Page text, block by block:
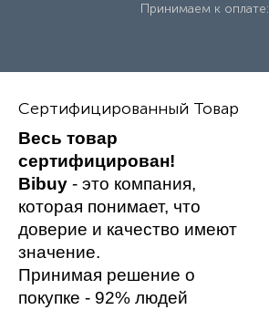
Принимаем к оплате:
Сертифицированный Товар
Весь товар
сертифицирован!
Bibuy - это компания,
которая понимает, что
доверие и качество имеют
значение.
Принимая решение о
покупке - 92% людей